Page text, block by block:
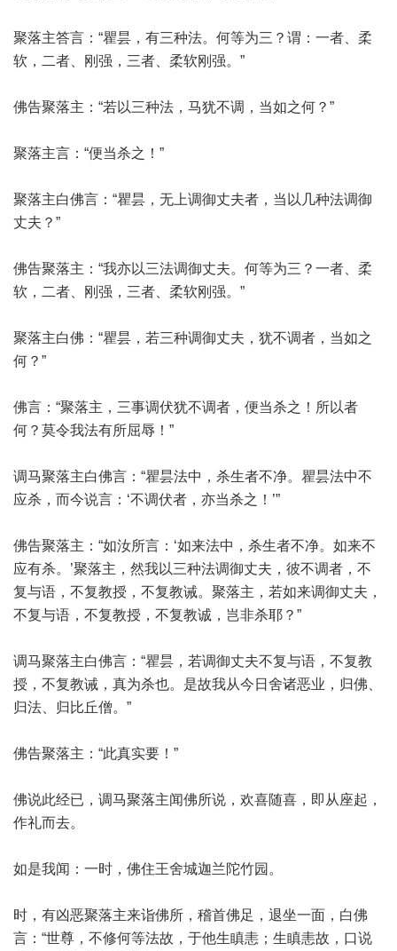
聚落主答言：“瞿昙，有三种法。何等为三？谓：一者、柔
软，二者、刚强，三者、柔软刚强。”
佛告聚落主：“若以三种法，马犹不调，当如之何？”
聚落主言：“便当杀之！”
聚落主白佛言：“瞿昙，无上调御丈夫者，当以几种法调御
丈夫？”
佛告聚落主：“我亦以三法调御丈夫。何等为三？一者、柔
软，二者、刚强，三者、柔软刚强。”
聚落主白佛：“瞿昙，若三种调御丈夫，犹不调者，当如之
何？”
佛言：“聚落主，三事调伏犹不调者，便当杀之！所以者
何？莫令我法有所屈辱！”
调马聚落主白佛言：“瞿昙法中，杀生者不净。瞿昙法中不
应杀，而今说言：‘不调伏者，亦当杀之！’”
佛告聚落主：“如汝所言：‘如来法中，杀生者不净。如来不
应有杀。’聚落主，然我以三种法调御丈夫，彼不调者，不
复与语，不复教授，不复教诫。聚落主，若如来调御丈夫，
不复与语，不复教授，不复教诚，岂非杀耶？”
调马聚落主白佛言：“瞿昙，若调御丈夫不复与语，不复教
授，不复教诫，真为杀也。是故我从今日舍诸恶业，归佛、
归法、归比丘僧。”
佛告聚落主：“此真实要！”
佛说此经已，调马聚落主闻佛所说，欢喜随喜，即从座起，
作礼而去。
如是我闻：一时，佛住王舍城迦兰陀竹园。
时，有凶恶聚落主来诣佛所，稽首佛足，退坐一面，白佛
言：“世尊，不修何等法故，于他生瞋恚；生瞋恚故，口说